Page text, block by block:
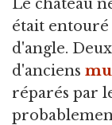
Le château
était entouré
d'angle.
d'anciens
réparés par